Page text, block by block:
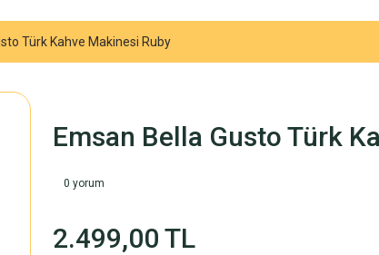
Türk Kahve Makinesi Ruby
Emsan Bella Gusto Türk
0 yorum
2.499,00 TL